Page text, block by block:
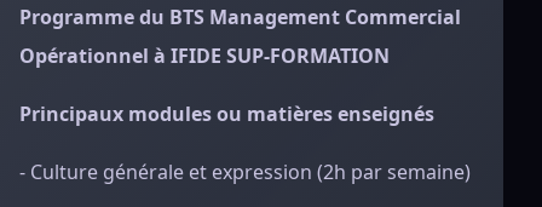
Programme du BTS Management Commercial
Opérationnel à IFIDE SUP-FORMATION
Principaux modules ou matières enseignés
- Culture générale et expression (2h par semaine)